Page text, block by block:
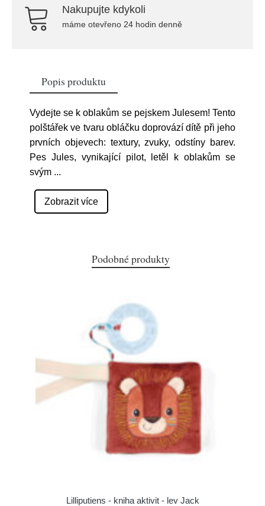
Nakupujte kdykoli
máme otevřeno 24 hodin denně
Popis produktu
Vydejte se k oblakům se pejskem Julesem! Tento
polštářek ve tvaru obláčku doprovází dítě při jeho
prvních objevech: textury, zvuky, odstíny barev.
Pes Jules, vynikající pilot, letěl k oblakům se
svým ...
Zobrazit více
Podobné produkty
Lilliputiens - kniha aktivit - lev Jack